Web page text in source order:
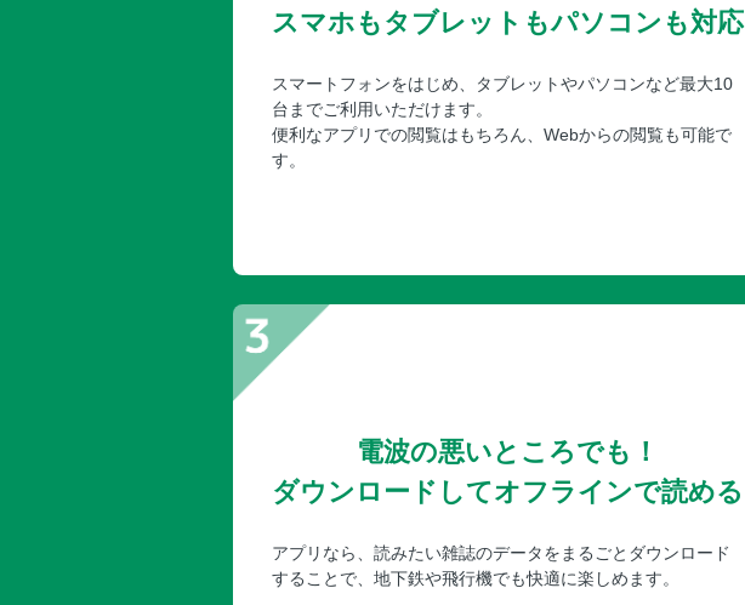
スマホもタブレットもパソコンも対応
スマートフォンをはじめ、タブレットやパソコンなど最大10
台までご利用いただけます。
便利なアプリでの閲覧はもちろん、Webからの閲覧も可能で
す。
電波の悪いところでも！
ダウンロードしてオフラインで読める
アプリなら、読みたい雑誌のデータをまるごとダウンロード
することで、地下鉄や飛行機でも快適に楽しめます。